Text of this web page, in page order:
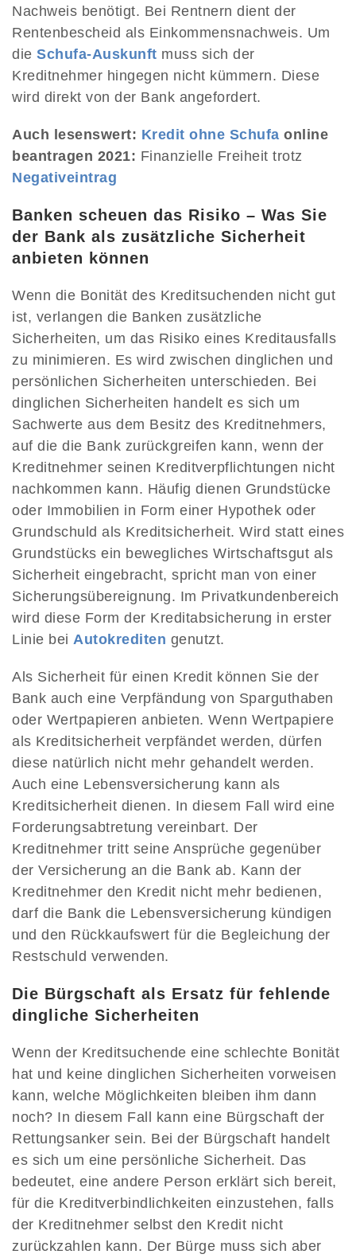
Nachweis benötigt. Bei Rentnern dient der
Rentenbescheid als Einkommensnachweis. Um
die Schufa-Auskunft muss sich der
Kreditnehmer hingegen nicht kümmern. Diese
wird direkt von der Bank angefordert.
Auch lesenswert: Kredit ohne Schufa online
beantragen 2021: Finanzielle Freiheit trotz
Negativeintrag
Banken scheuen das Risiko – Was Sie
der Bank als zusätzliche Sicherheit
anbieten können
Wenn die Bonität des Kreditsuchenden nicht gut
ist, verlangen die Banken zusätzliche
Sicherheiten, um das Risiko eines Kreditausfalls
zu minimieren. Es wird zwischen dinglichen und
persönlichen Sicherheiten unterschieden. Bei
dinglichen Sicherheiten handelt es sich um
Sachwerte aus dem Besitz des Kreditnehmers,
auf die die Bank zurückgreifen kann, wenn der
Kreditnehmer seinen Kreditverpflichtungen nicht
nachkommen kann. Häufig dienen Grundstücke
oder Immobilien in Form einer Hypothek oder
Grundschuld als Kreditsicherheit. Wird statt eines
Grundstücks ein bewegliches Wirtschaftsgut als
Sicherheit eingebracht, spricht man von einer
Sicherungsübereignung. Im Privatkundenbereich
wird diese Form der Kreditabsicherung in erster
Linie bei Autokrediten genutzt.
Als Sicherheit für einen Kredit können Sie der
Bank auch eine Verpfändung von Sparguthaben
oder Wertpapieren anbieten. Wenn Wertpapiere
als Kreditsicherheit verpfändet werden, dürfen
diese natürlich nicht mehr gehandelt werden.
Auch eine Lebensversicherung kann als
Kreditsicherheit dienen. In diesem Fall wird eine
Forderungsabtretung vereinbart. Der
Kreditnehmer tritt seine Ansprüche gegenüber
der Versicherung an die Bank ab. Kann der
Kreditnehmer den Kredit nicht mehr bedienen,
darf die Bank die Lebensversicherung kündigen
und den Rückkaufswert für die Begleichung der
Restschuld verwenden.
Die Bürgschaft als Ersatz für fehlende
dingliche Sicherheiten
Wenn der Kreditsuchende eine schlechte Bonität
hat und keine dinglichen Sicherheiten vorweisen
kann, welche Möglichkeiten bleiben ihm dann
noch? In diesem Fall kann eine Bürgschaft der
Rettungsanker sein. Bei der Bürgschaft handelt
es sich um eine persönliche Sicherheit. Das
bedeutet, eine andere Person erklärt sich bereit,
für die Kreditverbindlichkeiten einzustehen, falls
der Kreditnehmer selbst den Kredit nicht
zurückzahlen kann. Der Bürge muss sich aber